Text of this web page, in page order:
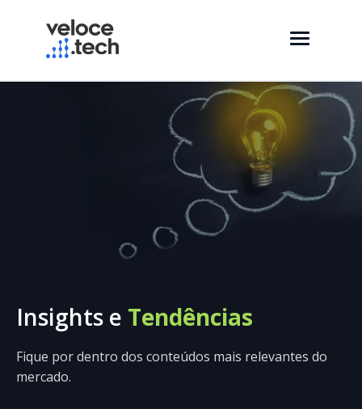
Insights e Tendências
Fique por dentro dos conteúdos mais relevantes do
mercado.